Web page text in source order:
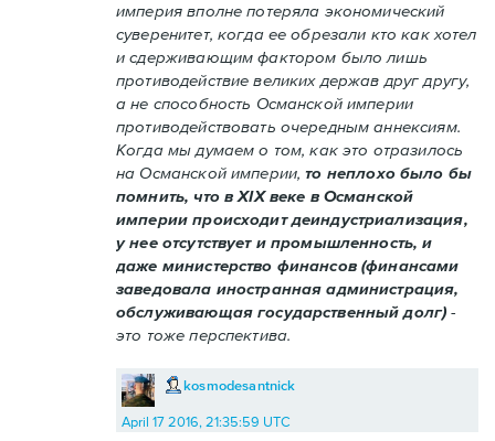
империя вполне потеряла экономический
суверенитет, когда ее обрезали кто как хотел
и сдерживающим фактором было лишь
противодействие великих держав друг другу,
а не способность Османской империи
противодействовать очередным аннексиям.
Когда мы думаем о том, как это отразилось
на Османской империи,то неплохо было бы
помнить, что в XIX веке в Османской
империи происходит деиндустриализация,
у нее отсутствует и промышленность, и
даже министерство финансов (финансами
заведовала иностранная администрация,
обслуживающая государственный долг)-
это тоже перспектива.
kosmodesantnick
April 17 2016, 21:35:59 UTC